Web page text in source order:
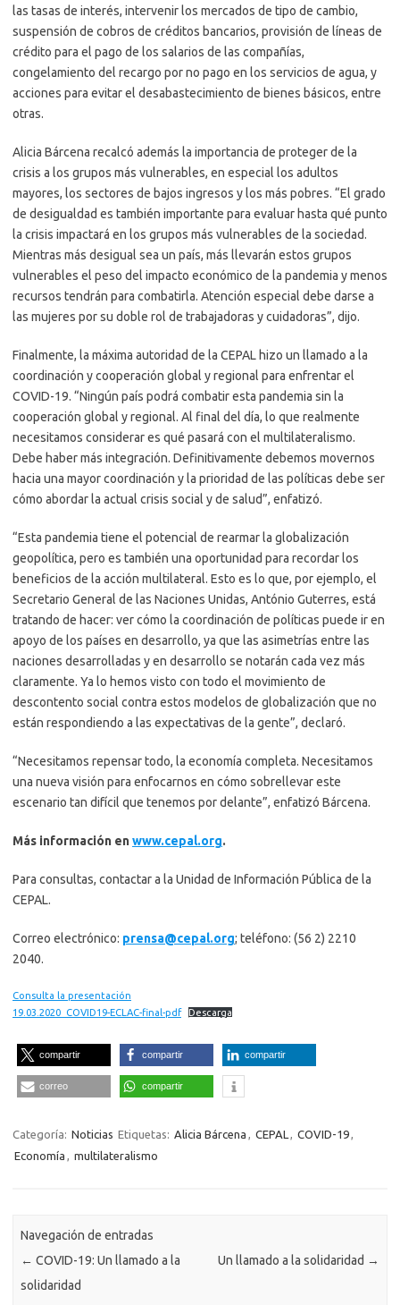
las tasas de interés, intervenir los mercados de tipo de cambio,
suspensión de cobros de créditos bancarios, provisión de líneas de
crédito para el pago de los salarios de las compañías,
congelamiento del recargo por no pago en los servicios de agua, y
acciones para evitar el desabastecimiento de bienes básicos, entre
otras.
Alicia Bárcena recalcó además la importancia de proteger de la
crisis a los grupos más vulnerables, en especial los adultos
mayores, los sectores de bajos ingresos y los más pobres. “El grado
de desigualdad es también importante para evaluar hasta qué punto
la crisis impactará en los grupos más vulnerables de la sociedad.
Mientras más desigual sea un país, más llevarán estos grupos
vulnerables el peso del impacto económico de la pandemia y menos
recursos tendrán para combatirla. Atención especial debe darse a
las mujeres por su doble rol de trabajadoras y cuidadoras”, dijo.
Finalmente, la máxima autoridad de la CEPAL hizo un llamado a la
coordinación y cooperación global y regional para enfrentar el
COVID-19. “Ningún país podrá combatir esta pandemia sin la
cooperación global y regional. Al final del día, lo que realmente
necesitamos considerar es qué pasará con el multilateralismo.
Debe haber más integración. Definitivamente debemos movernos
hacia una mayor coordinación y la prioridad de las políticas debe ser
cómo abordar la actual crisis social y de salud”, enfatizó.
“Esta pandemia tiene el potencial de rearmar la globalización
geopolítica, pero es también una oportunidad para recordar los
beneficios de la acción multilateral. Esto es lo que, por ejemplo, el
Secretario General de las Naciones Unidas, António Guterres, está
tratando de hacer: ver cómo la coordinación de políticas puede ir en
apoyo de los países en desarrollo, ya que las asimetrías entre las
naciones desarrolladas y en desarrollo se notarán cada vez más
claramente. Ya lo hemos visto con todo el movimiento de
descontento social contra estos modelos de globalización que no
están respondiendo a las expectativas de la gente”, declaró.
“Necesitamos repensar todo, la economía completa. Necesitamos
una nueva visión para enfocarnos en cómo sobrellevar este
escenario tan difícil que tenemos por delante”, enfatizó Bárcena.
Más información enwww.cepal.org.
Para consultas, contactar a la Unidad de Información Pública de la
CEPAL.
Correo electrónico: prensa@cepal.org; teléfono: (56 2) 2210
2040.
Consulta la presentación
19.03.2020_COVID19-ECLAC-final-pdf
Descarga
compartir compartir compartir
correo compartir
Categoría: Noticias Etiquetas: Alicia Bárcena CEPAL COVID-19
Economía
multilateralismo
Navegación de entradas
← COVID-19: Un llamado a la
solidaridad
Un llamado a la solidaridad →